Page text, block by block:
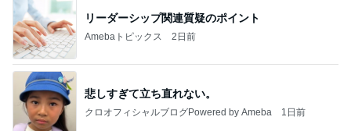
リーダーシップ関連質疑のポイント
Amebaトピックス 2日前
悲しすぎて立ち直れない。
クロオフィシャルブログPowered by Ameba 1日前